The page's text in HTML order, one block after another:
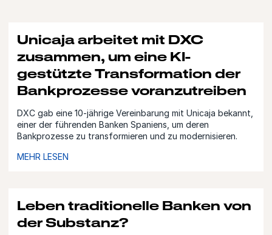
Unicaja arbeitet mit DXC
zusammen, um eine KI-
gestützte Transformation der
Bankprozesse voranzutreiben
DXC gab eine 10-jährige Vereinbarung mit Unicaja bekannt,
einer der führenden Banken Spaniens, um deren
Bankprozesse zu transformieren und zu modernisieren.
MEHR LESEN
Leben traditionelle Banken von
der Substanz?